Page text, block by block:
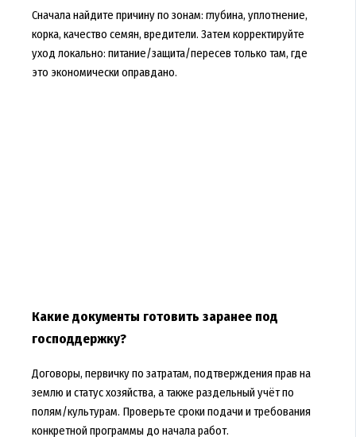
Сначала найдите причину по зонам: глубина, уплотнение,
корка, качество семян, вредители. Затем корректируйте
уход локально: питание/защита/пересев только там, где
это экономически оправдано.
Какие документы готовить заранее под
господдержку?
Договоры, первичку по затратам, подтверждения прав на
землю и статус хозяйства, а также раздельный учёт по
полям/культурам. Проверьте сроки подачи и требования
конкретной программы до начала работ.